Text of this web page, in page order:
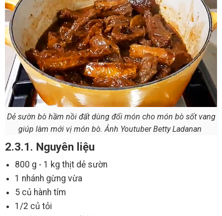
Dẻ sườn bò hầm nồi đất dùng đổi món cho món bò sốt vang
giúp làm mới vị món bò. Ảnh Youtuber Betty Ladanan
2.3.1. Nguyên liệu
800 g - 1 kg thịt dẻ sườn
1 nhánh gừng vừa
5 củ hành tím
1/2 củ tỏi